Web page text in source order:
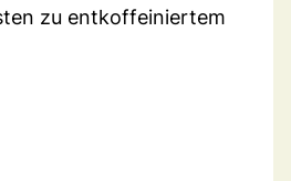
zu entkoffeiniertem